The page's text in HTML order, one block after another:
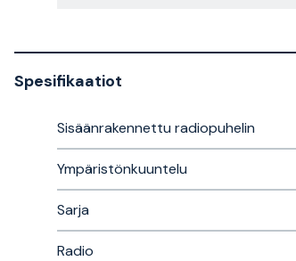
Spesifikaatiot
Sisäänrakennettu radiopuhelin
Ympäristönkuuntelu
Sarja
Radio